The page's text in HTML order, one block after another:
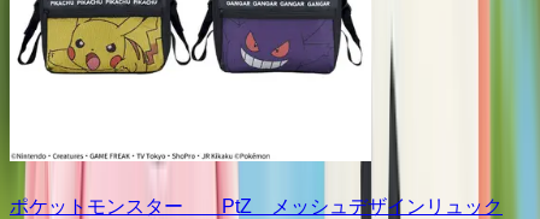
ポケットモンスター PtZ メッシュデザインリュック